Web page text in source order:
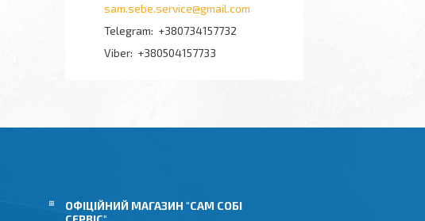
sam.sebe.service@gmail.com
+380734157732
+380504157733
ОФІЦІЙНИЙ МАГАЗИН "САМ СОБІ